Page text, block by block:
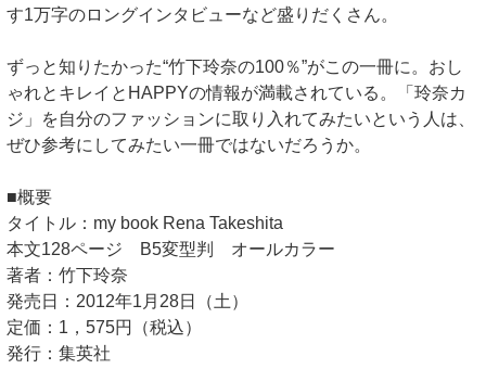
す1万字のロングインタビューなど盛りだくさん。
ずっと知りたかった“竹下玲奈の100％”がこの一冊に。おし
ゃれとキレイとHAPPYの情報が満載されている。「玲奈カ
ジ」を自分のファッションに取り入れてみたいという人は、
ぜひ参考にしてみたい一冊ではないだろうか。
■概要
タイトル：my book Rena Takeshita
本文128ページ B5変型判 オールカラー
著者：竹下玲奈
発売日：2012年1月28日（土）
定価：1，575円（税込）
発行：集英社